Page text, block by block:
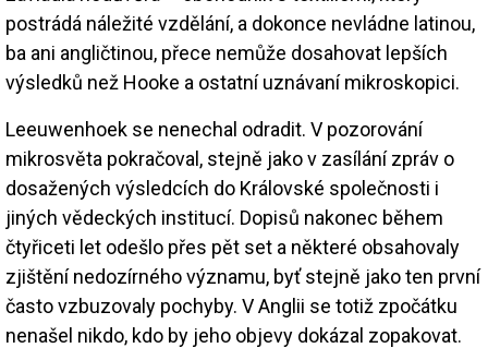
postrádá náležité vzdělání, a dokonce nevládne latinou,
ba ani angličtinou, přece nemůže dosahovat lepších
výsledků než Hooke a ostatní uznávaní mikroskopici.
Leeuwenhoek se nenechal odradit. V pozorování
mikrosvěta pokračoval, stejně jako v zasílání zpráv o
dosažených výsledcích do Královské společnosti i
jiných vědeckých institucí. Dopisů nakonec během
čtyřiceti let odešlo přes pět set a některé obsahovaly
zjištění nedozírného významu, byť stejně jako ten první
často vzbuzovaly pochyby. V Anglii se totiž zpočátku
nenašel nikdo, kdo by jeho objevy dokázal zopakovat.